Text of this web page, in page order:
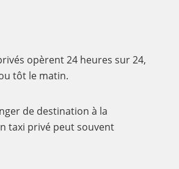
opèrent 24 heures sur 24,
tôt le matin.
de destination à la
taxi privé peut souvent